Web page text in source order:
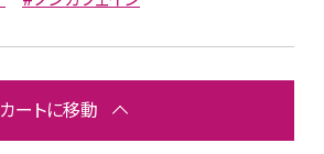
カートに移動